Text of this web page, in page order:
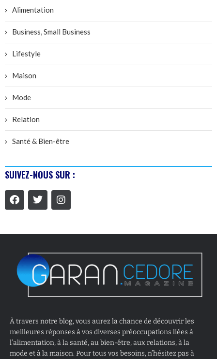
Alimentation
Business, Small Business
Lifestyle
Maison
Mode
Relation
Santé & Bien-être
SUIVEZ-NOUS SUR :
À travers notre blog, vous aurez la chance de découvrir les
meilleures réponses à vos diverses préoccupations liées à
l’alimentation, à la santé, au bien-être, aux relations, à la
mode et à la maison. Pour tous vos besoins, n’hésitez pas à